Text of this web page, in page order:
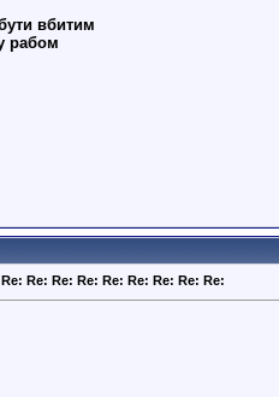
вбитим
рабом
Re: Re: Re: Re: Re: Re: Re: Re: